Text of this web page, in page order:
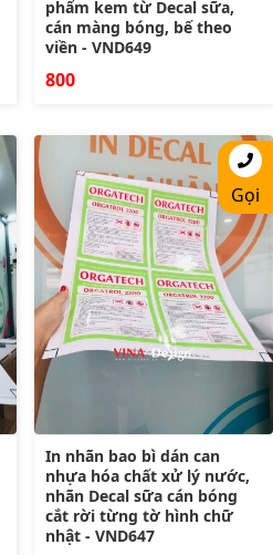
phẩm kem từ Decal sữa,
cán màng bóng, bế theo
viền - VND649
800
In nhãn bao bì dán can
nhựa hóa chất xử lý nước,
nhãn Decal sữa cán bóng
cắt rời từng tờ hình chữ
nhật - VND647
Gọi